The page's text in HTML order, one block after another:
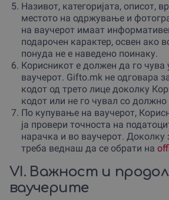
Називот, категоријата, описот,
местото на одржување и
на ваучерот имаат
подарочен карактер, освен ако
понуда не е наведено поинаку.
Корисникот е должен да го чува
ваучерот. Gifto.mk не одговара
кодот од трето лице доколку
кодот или не го чувал со
По купување на ваучерот,
ја провери точноста на
нарачка и во ваучерот. Доколку
треба веднаш да се обрати на
VI. Важност и
ваучерите